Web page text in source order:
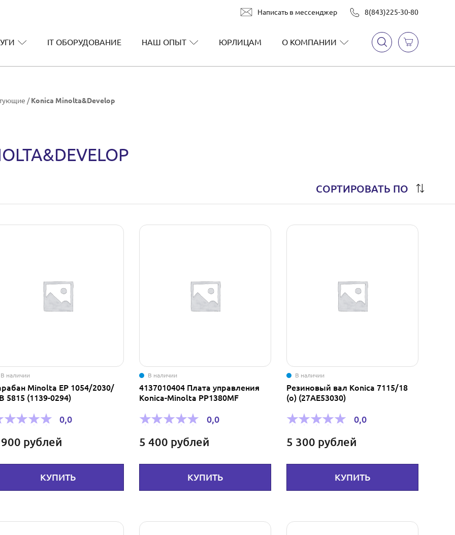
Написать в мессенджер 8(843)225-30-80
IT ОБОРУДОВАНИЕ НАШ ОПЫТ ЮРЛИЦАМ О КОМПАНИИ
/Konica Minolta&Develop
СОРТИРОВАТЬ ПО
Minolta EP 1054/2030/
5815 (1139-0294)
В наличии
0,0
рублей
КУПИТЬ
4137010404 Плата управления
Konica-Minolta PP1380MF
В наличии
0,0
5 400 рублей
КУПИТЬ
Резиновый вал Konica 7115/18
(о) (27AE53030)
В наличии
0,0
5 300 рублей
КУПИТЬ